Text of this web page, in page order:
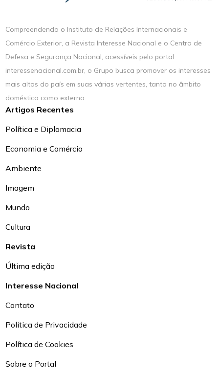
Compreendendo o Instituto de Relações Internacionais e
Comércio Exterior, a Revista Interesse Nacional e o Centro de
Defesa e Segurança Nacional, acessíveis pelo portal
interessenacional.com.br, o Grupo busca promover os interesses
mais altos do país em suas várias vertentes, tanto no âmbito
doméstico como externo.
Artigos Recentes
Política e Diplomacia
Economia e Comércio
Ambiente
Imagem
Mundo
Cultura
Revista
Última edição
Interesse Nacional
Contato
Política de Privacidade
Política de Cookies
Sobre o Portal